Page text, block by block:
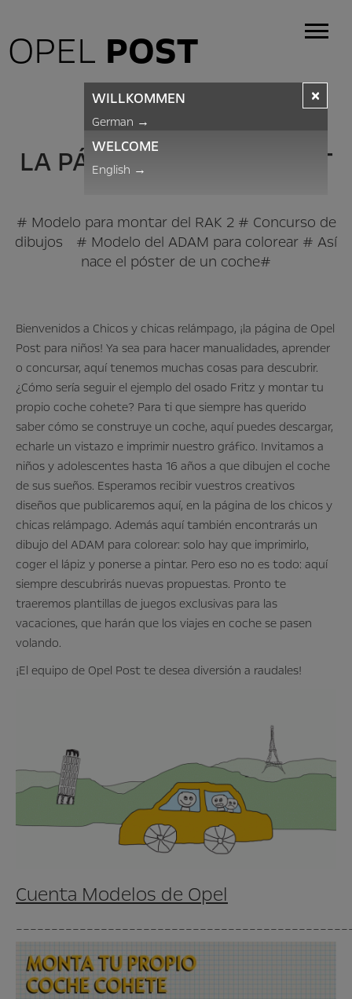
OPEL POST
BLITZKIDS
LA PÁGINA DE OPEL POST
PARA NIÑOS
# Modelo para montar del RAK 2 # Concurso de
dibujos # Modelo del ADAM para colorear # Así
nace el póster de un coche#
Bienvenidos a Chicos y chicas relámpago, ¡la página de Opel
Post para niños! Ya sea para hacer manualidades, aprender
o concursar, aquí tenemos muchas cosas para descubrir.
¿Cómo sería seguir el ejemplo del osado Fritz y montar tu
propio coche cohete? Para ti que siempre has querido
saber cómo se construye un coche, aquí puedes descargar,
echarle un vistazo e imprimir nuestro gráfico. Invitamos a
niños y adolescentes hasta 16 años a que dibujen el coche
de sus sueños. Esperamos recibir vuestros creativos
diseños que publicaremos aquí, en la página de los chicos y
chicas relámpago. Además aquí también encontrarás un
dibujo del ADAM para colorear: solo hay que imprimirlo,
coger el lápiz y ponerse a pintar. Pero eso no es todo: aquí
siempre descubrirás nuevas propuestas. Pronto te
traeremos plantillas de juegos exclusivas para las
vacaciones, que harán que los viajes en coche se pasen
volando.
¡El equipo de Opel Post te desea diversión a raudales!
Cuenta Modelos de Opel
×
WILLKOMMEN
German →
WELCOME
English →